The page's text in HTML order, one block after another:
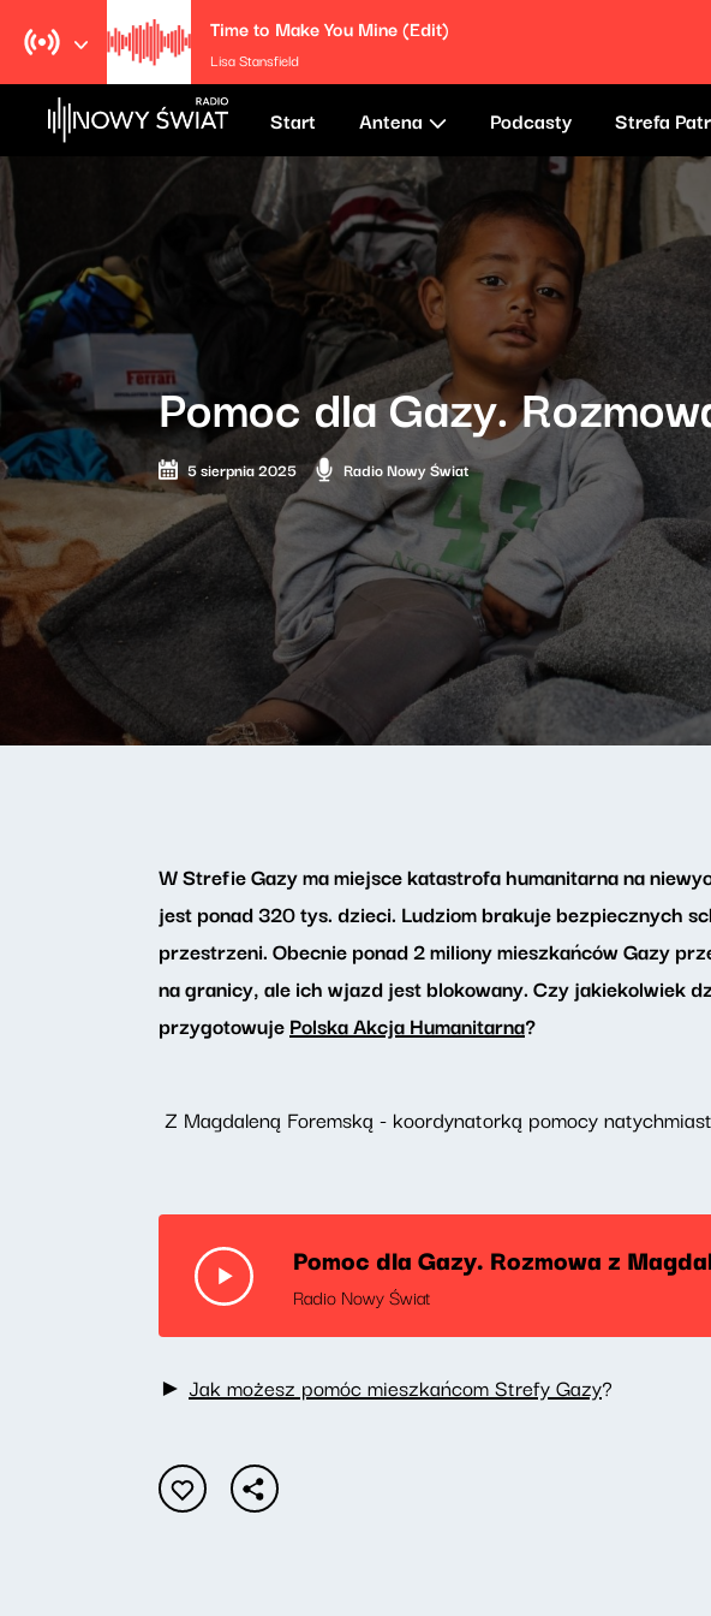
Time to Make You Mine (Edit)
Lisa Stansfield
Start Antena Podcasty Strefa
Pomoc dla Gazy.
5 sierpnia 2025 Radio Nowy Świat
W Strefie Gazy ma miejsce katastrofa humanitarna na
jest ponad 320 tys. dzieci. Ludziom brakuje bezpiecznych
przestrzeni. Obecnie ponad 2 miliony mieszkańców Gazy
na granicy, ale ich wjazd jest blokowany. Czy jakiekolwiek
przygotowujePolska Akcja Humanitarna?
Z Magdaleną Foremską - koordynatorką pomocy
Pomoc dla Gazy. Rozmowa z
Radio Nowy Świat
► Jak możesz pomóc mieszkańcom Strefy Gazy?